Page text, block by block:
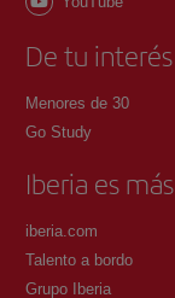
De tu interés
Menores de 30
Go Study
Iberia es más
iberia.com
Talento a bordo
Grupo Iberia